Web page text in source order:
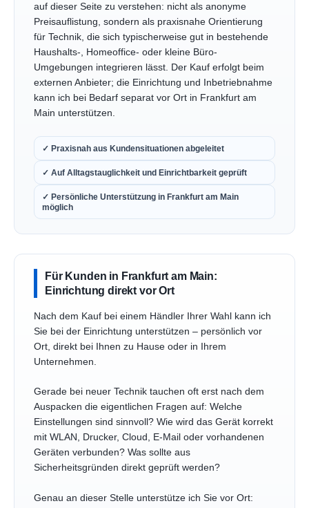
auf dieser Seite zu verstehen: nicht als anonyme
Preisauflistung, sondern als praxisnahe Orientierung
für Technik, die sich typischerweise gut in bestehende
Haushalts-, Homeoffice- oder kleine Büro-
Umgebungen integrieren lässt. Der Kauf erfolgt beim
externen Anbieter; die Einrichtung und Inbetriebnahme
kann ich bei Bedarf separat vor Ort in Frankfurt am
Main unterstützen.
✓ Praxisnah aus Kundensituationen abgeleitet
✓ Auf Alltagstauglichkeit und Einrichtbarkeit geprüft
✓ Persönliche Unterstützung in Frankfurt am Main
möglich
Für Kunden in Frankfurt am Main:
Einrichtung direkt vor Ort
Nach dem Kauf bei einem Händler Ihrer Wahl kann ich
Sie bei der Einrichtung unterstützen – persönlich vor
Ort, direkt bei Ihnen zu Hause oder in Ihrem
Unternehmen.
Gerade bei neuer Technik tauchen oft erst nach dem
Auspacken die eigentlichen Fragen auf: Welche
Einstellungen sind sinnvoll? Wie wird das Gerät korrekt
mit WLAN, Drucker, Cloud, E-Mail oder vorhandenen
Geräten verbunden? Was sollte aus
Sicherheitsgründen direkt geprüft werden?
Genau an dieser Stelle unterstütze ich Sie vor Ort: